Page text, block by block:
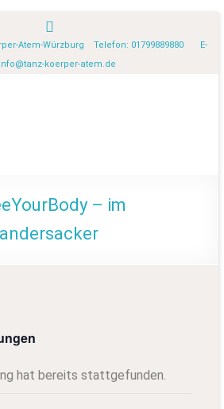
Atem-Würzburg Telefon: 01799889880 E-
info@tanz-koerper-atem.de
– im
hat bereits stattgefunden.